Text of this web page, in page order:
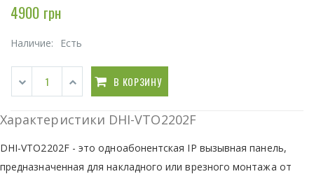
4900 грн
Наличие: Есть
В КОРЗИНУ
Характеристики DHI-VTO2202F
DHI-VTO2202F - это одноабонентская IP вызывная панель,
предназначенная для накладного или врезного монтажа от